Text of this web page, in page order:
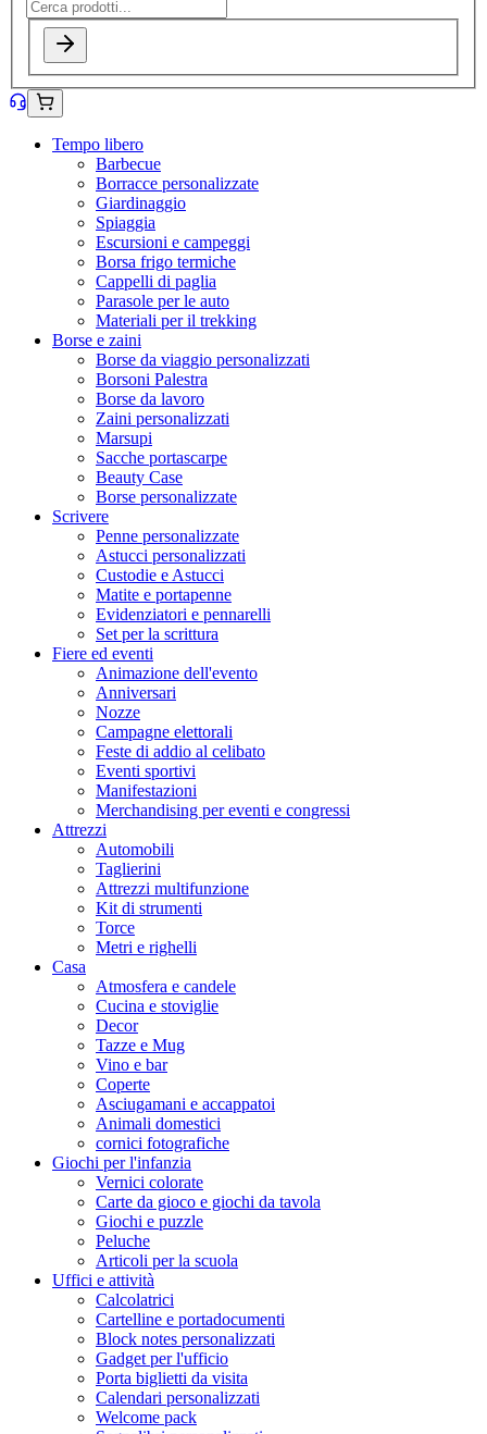
Tempo libero
Barbecue
Borracce personalizzate
Giardinaggio
Spiaggia
Escursioni e campeggi
Borsa frigo termiche
Cappelli di paglia
Parasole per le auto
Materiali per il trekking
Borse e zaini
Borse da viaggio personalizzati
Borsoni Palestra
Borse da lavoro
Zaini personalizzati
Marsupi
Sacche portascarpe
Beauty Case
Borse personalizzate
Scrivere
Penne personalizzate
Astucci personalizzati
Custodie e Astucci
Matite e portapenne
Evidenziatori e pennarelli
Set per la scrittura
Fiere ed eventi
Animazione dell'evento
Anniversari
Nozze
Campagne elettorali
Feste di addio al celibato
Eventi sportivi
Manifestazioni
Merchandising per eventi e congressi
Attrezzi
Automobili
Taglierini
Attrezzi multifunzione
Kit di strumenti
Torce
Metri e righelli
Casa
Atmosfera e candele
Cucina e stoviglie
Decor
Tazze e Mug
Vino e bar
Coperte
Asciugamani e accappatoi
Animali domestici
cornici fotografiche
Giochi per l'infanzia
Vernici colorate
Carte da gioco e giochi da tavola
Giochi e puzzle
Peluche
Articoli per la scuola
Uffici e attività
Calcolatrici
Cartelline e portadocumenti
Block notes personalizzati
Gadget per l'ufficio
Porta biglietti da visita
Calendari personalizzati
Welcome pack